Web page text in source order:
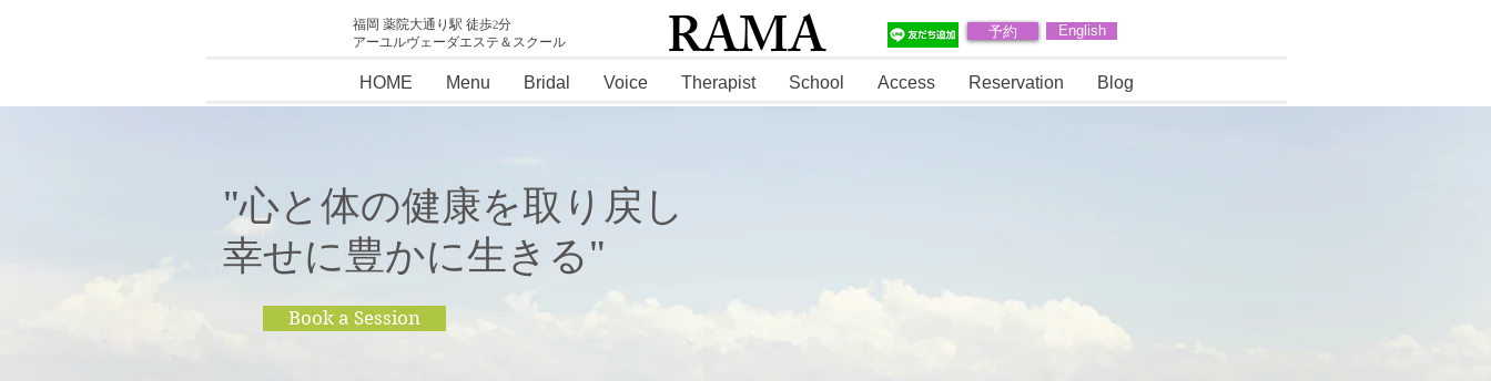
福岡 薬院大通り駅 徒歩2分
アーユルヴェーダエステ＆スクール
RAMA 予約 English
HOME Menu Bridal Voice Therapist School Access Reservation Blog
"心と体の健康を取り戻し
幸せに豊かに生きる"
Book a Session